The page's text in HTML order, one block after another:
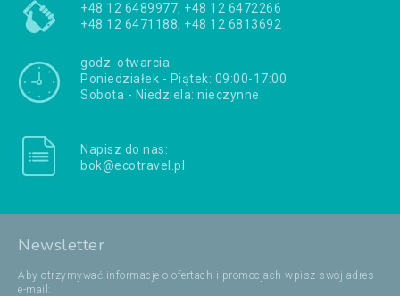
+48 12 6489977, +48 12 6472266
+48 12 6471188, +48 12 6813692
godz. otwarcia:
Poniedziałek - Piątek: 09:00-17:00
Sobota - Niedziela: nieczynne
Napisz do nas:
bok@ecotravel.pl
Newsletter
Aby otrzymywać informacje o ofertach i promocjach wpisz swój adres
e-mail: